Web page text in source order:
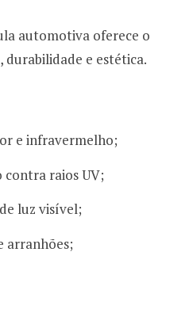
automotiva oferece o
durabilidade e estética.
e infravermelho;
raios UV;
luz visível;
arranhões;